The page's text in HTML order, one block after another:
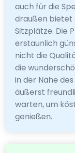
auch für die
draußen bietet
Sitzplätze. Die
erstaunlich
nicht die
die
in der Nähe
äußerst
warten, um
genießen.